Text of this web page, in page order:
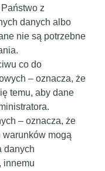
z
danych albo
nie są potrzebne
co do
– oznacza, że
temu, aby dane
– oznacza, że
warunków mogą
danych
innemu